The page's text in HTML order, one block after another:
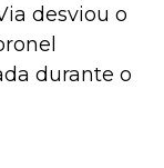
desviou o
durante o